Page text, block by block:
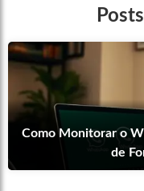
Como Monitorar o
de